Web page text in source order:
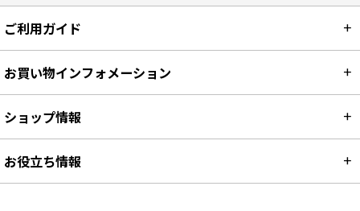
ご利用ガイド
お買い物インフォメーション
ショップ情報
お役立ち情報